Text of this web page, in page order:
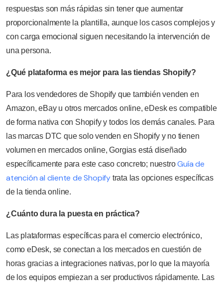
respuestas son más rápidas sin tener que aumentar
proporcionalmente la plantilla, aunque los casos complejos y
con carga emocional siguen necesitando la intervención de
una persona.
¿Qué plataforma es mejor para las tiendas Shopify?
Para los vendedores de Shopify que también venden en
Amazon, eBay u otros mercados online, eDesk es compatible
de forma nativa con Shopify y todos los demás canales. Para
las marcas DTC que solo venden en Shopify y no tienen
volumen en mercados online, Gorgias está diseñado
específicamente para este caso concreto; nuestroGuía de
atención al cliente de Shopify trata las opciones específicas
de la tienda online.
¿Cuánto dura la puesta en práctica?
Las plataformas específicas para el comercio electrónico,
como eDesk, se conectan a los mercados en cuestión de
horas gracias a integraciones nativas, por lo que la mayoría
de los equipos empiezan a ser productivos rápidamente. Las